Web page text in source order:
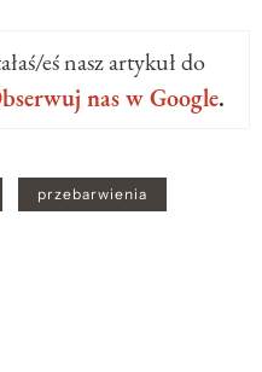
eś nasz artykuł do
nas w Google.
przebarwienia